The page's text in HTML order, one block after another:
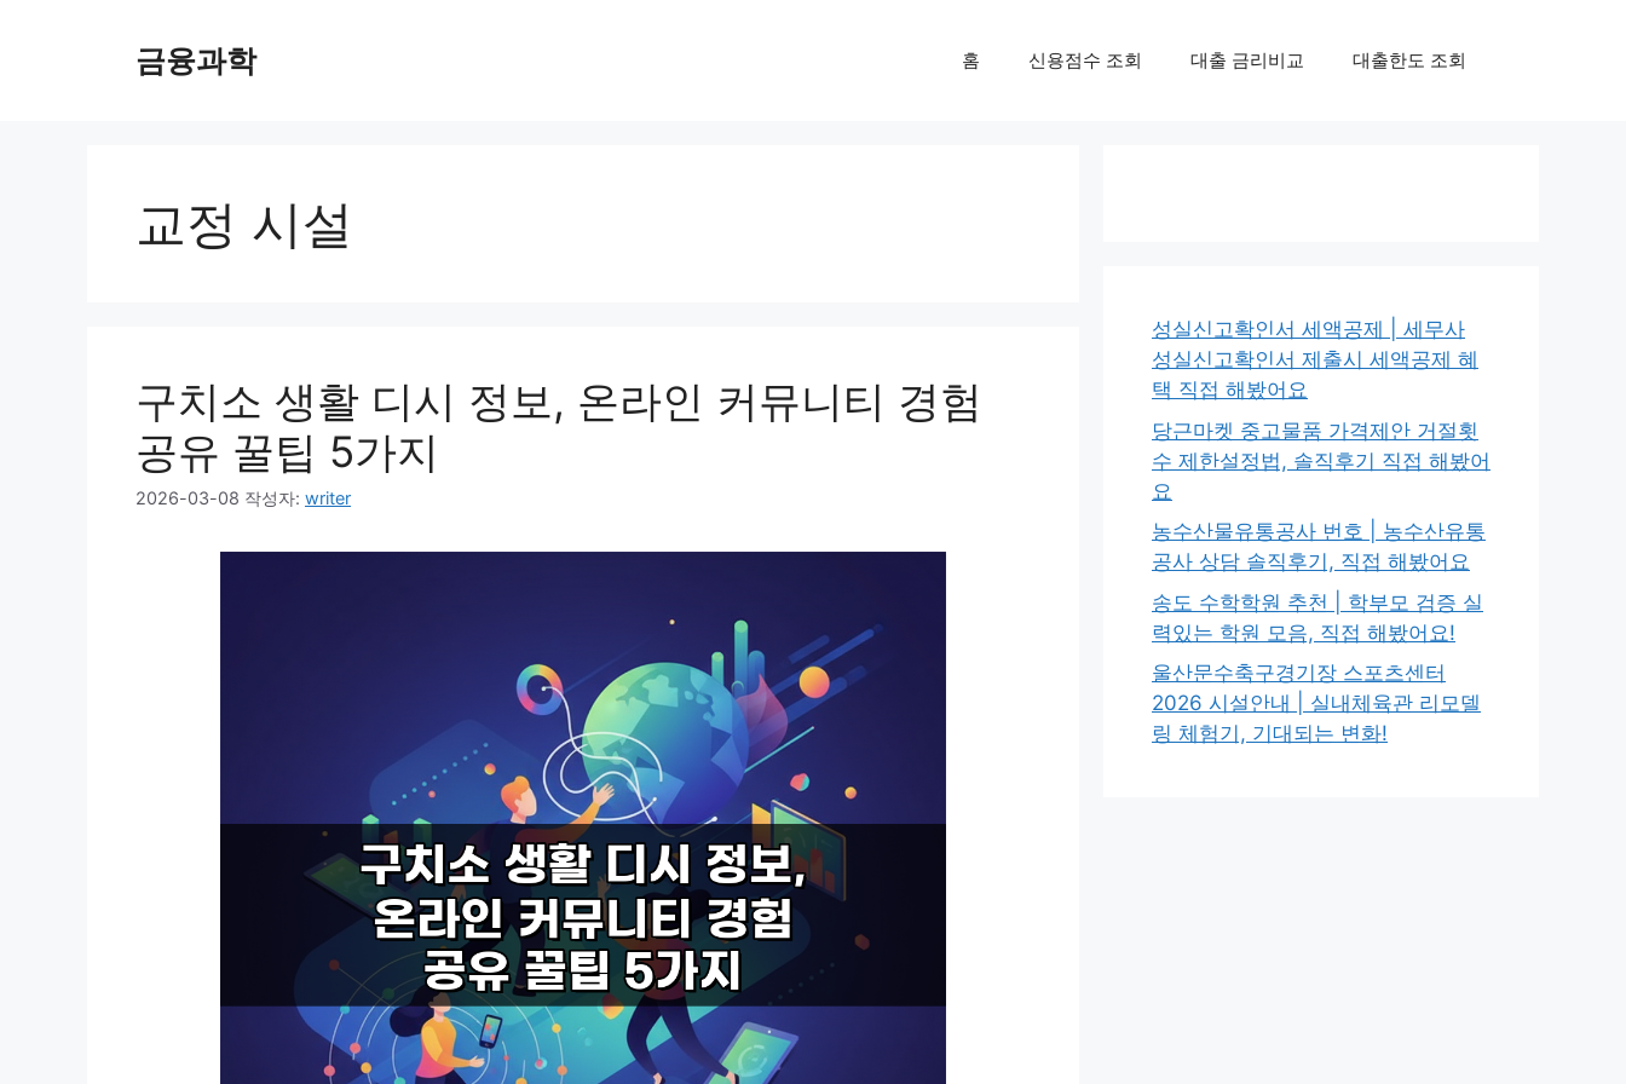
금융과학 홈 신용점수 조회 대출 금리비교 대출한도 조회
교정 시설
구치소 생활 디시 정보, 온라인 커뮤니티 경험
공유 꿀팁 5가지
2026-03-08 작성자: writer
성실신고확인서 세액공제 | 세무사
성실신고확인서 제출시 세액공제 혜
택 직접 해봤어요
당근마켓 중고물품 가격제안 거절횟
수 제한설정법, 솔직후기 직접 해봤어
요
농수산물유통공사 번호 | 농수산유통
공사 상담 솔직후기, 직접 해봤어요
송도 수학학원 추천 | 학부모 검증 실
력있는 학원 모음, 직접 해봤어요!
울산문수축구경기장 스포츠센터
2026 시설안내 | 실내체육관 리모델
링 체험기, 기대되는 변화!